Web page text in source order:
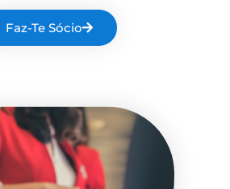
Faz-Te Sócio